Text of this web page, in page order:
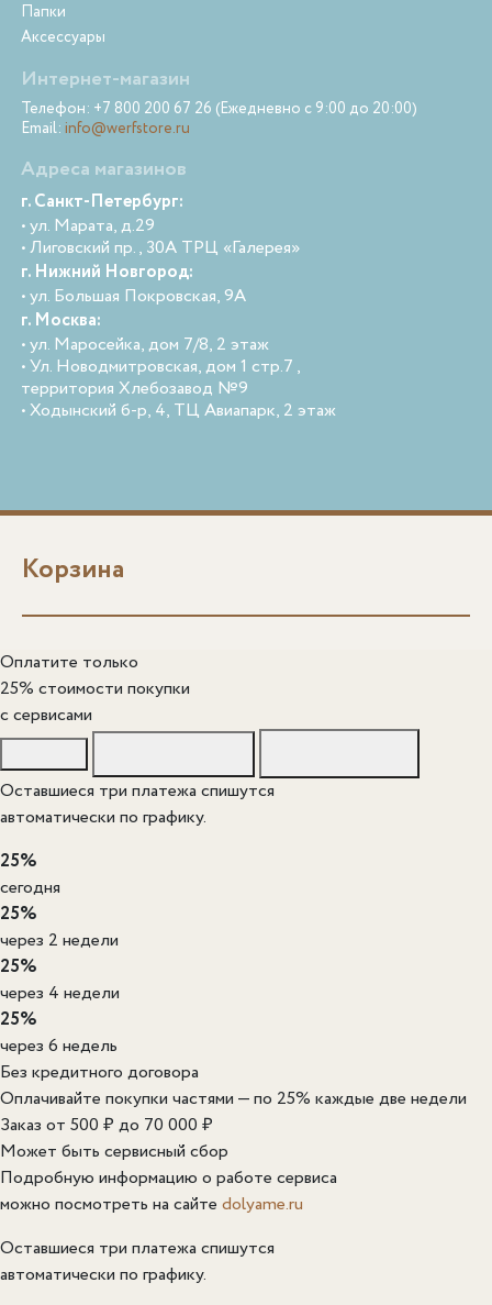
Папки
Аксессуары
Интернет-магазин
Телефон: +7 800 200 67 26 (Ежедневно с 9:00 до 20:00)
Email: info@werfstore.ru
Адреса магазинов
г. Санкт-Петербург:
• ул. Марата, д.29
• Лиговский пр., 30А ТРЦ «Галерея»
г. Нижний Новгород:
• ул. Большая Покровская, 9А
г. Москва:
• ул. Маросейка, дом 7/8, 2 этаж
• Ул. Новодмитровская, дом 1 стр.7 ,
территория Хлебозавод №9
• Ходынский б-р, 4, ТЦ Авиапарк, 2 этаж
Корзина
Оплатите только
25% стоимости покупки
c сервисами
Оставшиеся три платежа спишутся
автоматически по графику.
25%
сегодня
25%
через 2 недели
25%
через 4 недели
25%
через 6 недель
Без кредитного договора
Оплачивайте покупки частями — по 25% каждые две недели
Заказ от 500 ₽ до 70 000 ₽
Может быть сервисный сбор
Подробную информацию о работе сервиса
можно посмотреть на сайте dolyame.ru
Оставшиеся три платежа спишутся
автоматически по графику.